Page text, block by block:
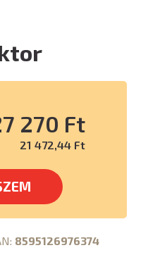
270 Ft
21 472,44 Ft
8595126976374